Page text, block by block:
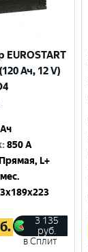
EUROSTART
Ач, 12 V)
:850 A
Прямая, L+
3 135
руб.
в Сплит